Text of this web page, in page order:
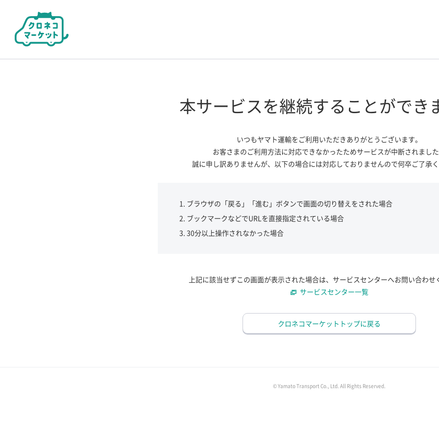
本サービスを継続する ことができ
いつもヤマト運輸をご利用いただきありがとうございます。
お客さまのご利用方法に対応できなかったためサービスが中断されました
誠に申し訳ありませんが、 以下の場合には対応しておりませんので何卒ご了承く
ブラウザの「戻る」「進む」ボタンで画面の切り替えをされた場合
ブックマークなどでURLを直接指定されている場合
30分以上操作されなかった場合
上記に該当せずこの画面が表示された場合は、サービスセンターへお問い合わせ
サービスセンター一覧
クロネコマーケットトップに戻る
© Yamato Transport Co., Ltd. All Rights Reserved.